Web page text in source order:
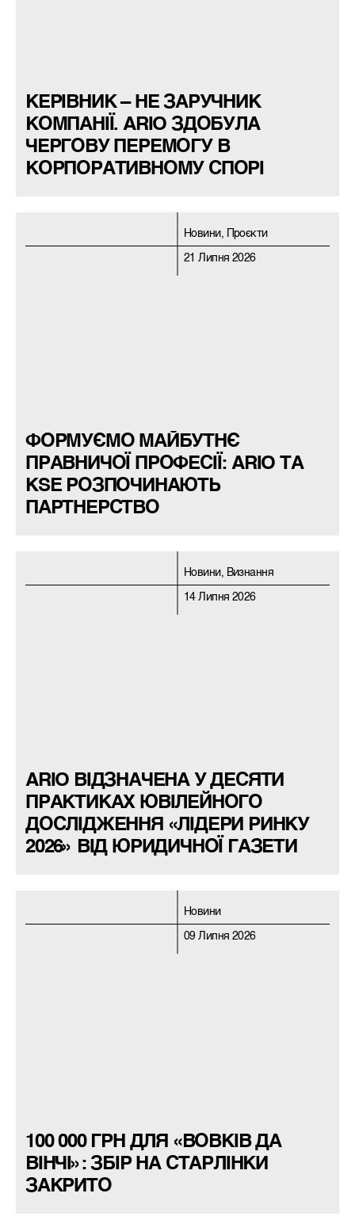
КЕРІВНИК – НЕ ЗАРУЧНИК
КОМПАНІЇ. ARIO ЗДОБУЛА
ЧЕРГОВУ ПЕРЕМОГУ В
КОРПОРАТИВНОМУ СПОРІ
Новини, Проєкти
21 Липня 2026
ФОРМУЄМО МАЙБУТНЄ
ПРАВНИЧОЇ ПРОФЕСІЇ: ARIO ТА
KSE РОЗПОЧИНАЮТЬ
ПАРТНЕРСТВО
Новини, Визнання
14 Липня 2026
ARIO ВІДЗНАЧЕНА У ДЕСЯТИ
ПРАКТИКАХ ЮВІЛЕЙНОГО
ДОСЛІДЖЕННЯ «ЛІДЕРИ РИНКУ
2026» ВІД ЮРИДИЧНОЇ ГАЗЕТИ
Новини
09 Липня 2026
100 000 ГРН ДЛЯ «ВОВКІВ ДА
ВІНЧІ»: ЗБІР НА СТАРЛІНКИ
ЗАКРИТО